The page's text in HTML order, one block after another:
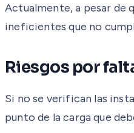
Actualmente, a pesar de
ineficientes que no
Riesgos por
Si no se verifican las
punto de la carga que